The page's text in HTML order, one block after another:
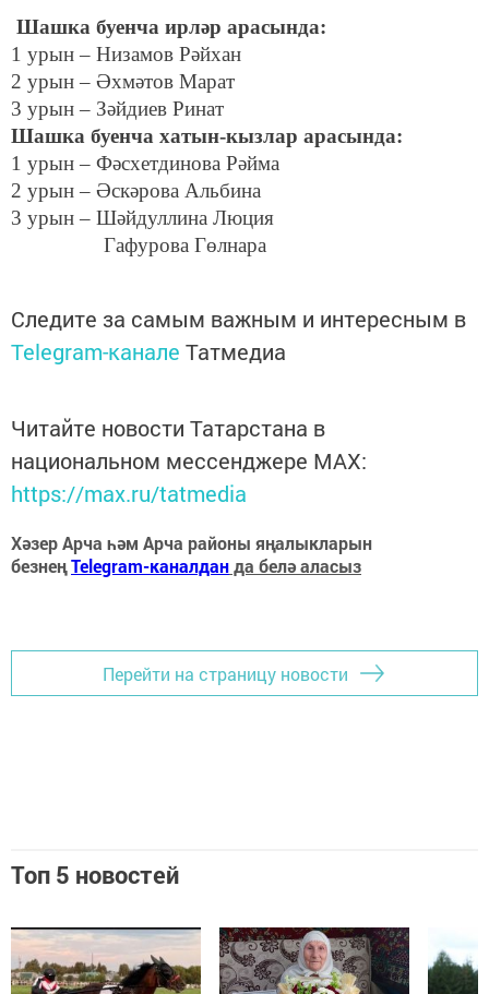
Шашка буенча ирләр арасында:
1 урын – Низамов Рәйхан
2 урын – Әхмәтов Марат
3 урын – Зәйдиев Ринат
Шашка буенча хатын-кызлар арасында:
1 урын – Фәсхетдинова Рәйма
2 урын – Әскәрова Альбина
3 урын – Шәйдуллина Люция
Гафурова Гөлнара
Следите за самым важным и интересным в
Telegram-канале Татмедиа
Читайте новости Татарстана в
национальном мессенджере MАХ:
https://max.ru/tatmedia
Хәзер Арча һәм Арча районы яңалыкларын
безнеңTelegram-каналданда белә аласыз
Перейти на страницу новости
Топ 5 новостей